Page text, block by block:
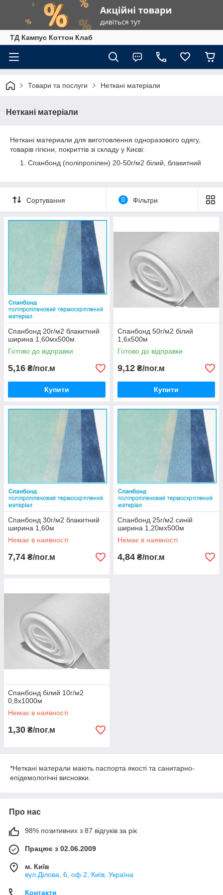
ТД Кампус Коттон Клаб
Товари та послуги Неткані матеріали
Неткані матеріали
Неткані материали для виготовлення одноразового одягу,
товарів гігієни, покриттів зі складу у Києві:
Спанбонд (поліпропілен) 20-50г/м2 білий, блакитний
Сортування 0 Фільтри
Спанбонд 20г/м2 блакитний
ширина 1,60мх500м
Готово до відправки
5,16 ₴/пог.м
Купити
Спанбонд 50г/м2 білий
1,6х500м
Готово до відправки
9,12 ₴/пог.м
Купити
Спанбонд 30г/м2 блакитний
ширина 1,60м
Немає в наявності
7,74 ₴/пог.м
Спанбонд 25г/м2 синій
ширина 1,20мх500м
Немає в наявності
4,84 ₴/пог.м
Спанбонд білий 10г/м2
0,8х1000м
Немає в наявності
1,30 ₴/пог.м
*Неткані матерали мають паспорта якості та санитарно-
епідемологічні висновки.
Про нас
98% позитивних з 87 відгуків за рік
Працює з 02.06.2009
м. Київ
вул.Ділова, 6, оф.2, Київ, Україна
Контакти